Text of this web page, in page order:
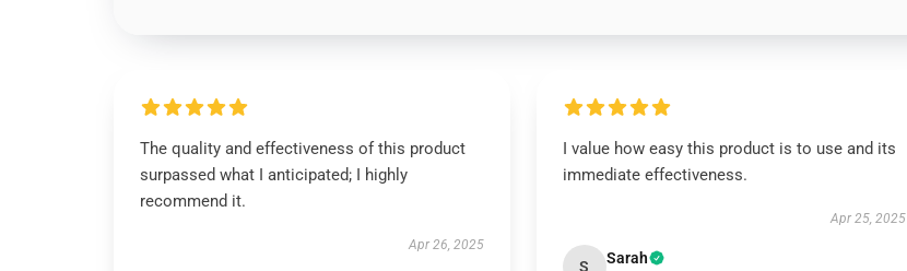
The quality and effectiveness of this product
surpassed what I anticipated; I highly
recommend it.
Apr 26, 2025
I value how easy this product is to use and its
immediate effectiveness.
Apr 25, 2025
S Sarah